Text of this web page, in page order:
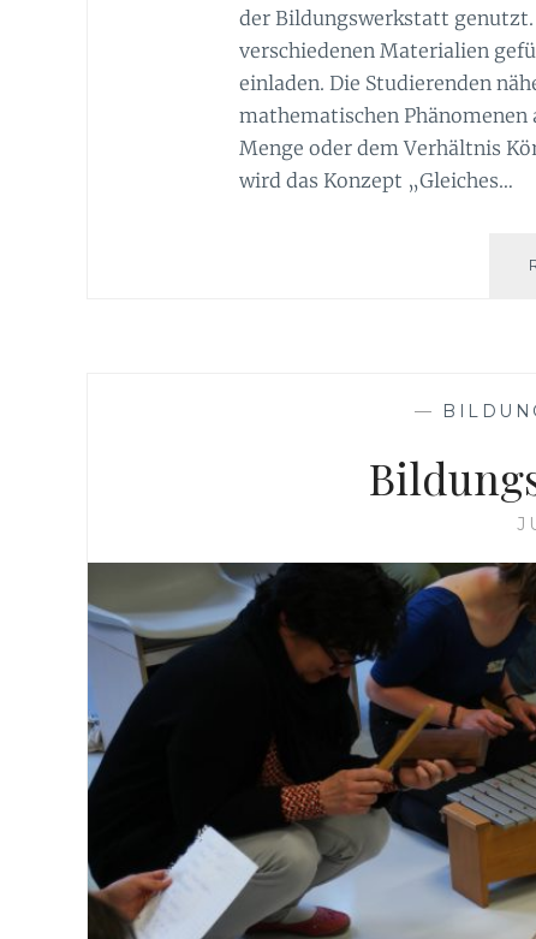
der Bildungswerkstatt
verschiedenen Materialien
einladen. Die Studierenden
mathematischen Phänomenen
Menge oder dem Verhältnis
wird das Konzept „Gleiches…
—